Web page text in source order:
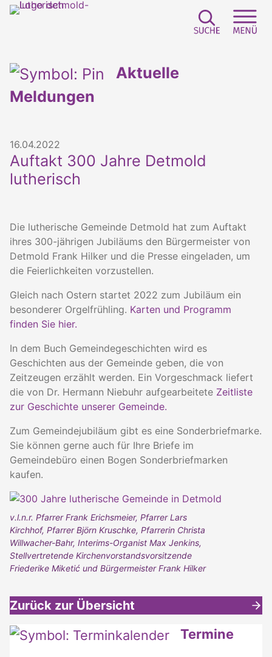
Aktuelle
Meldungen
16.04.2022
Auftakt 300 Jahre Detmold
lutherisch
Die lutherische Gemeinde Detmold hat zum Auftakt
ihres 300-jährigen Jubiläums den Bürgermeister von
Detmold Frank Hilker und die Presse eingeladen, um
die Feierlichkeiten vorzustellen.
Gleich nach Ostern startet 2022 zum Jubiläum ein
besonderer Orgelfrühling. Karten und Programm
finden Sie hier.
In dem Buch Gemeindegeschichten wird es
Geschichten aus der Gemeinde geben, die von
Zeitzeugen erzählt werden. Ein Vorgeschmack liefert
die von Dr. Hermann Niebuhr aufgearbeitete Zeitliste
zur Geschichte unserer Gemeinde.
Zum Gemeindejubiläum gibt es eine Sonderbriefmarke.
Sie können gerne auch für Ihre Briefe im
Gemeindebüro einen Bogen Sonderbriefmarken
kaufen.
v.l.n.r. Pfarrer Frank Erichsmeier, Pfarrer Lars
Kirchhof, Pfarrer Björn Kruschke, Pfarrerin Christa
Willwacher-Bahr, Interims-Organist Max Jenkins,
Stellvertretende Kirchenvorstandsvorsitzende
Friederike Miketić und Bürgermeister Frank Hilker
Zurück zur Übersicht
Weitere interessante Inhalte Termine